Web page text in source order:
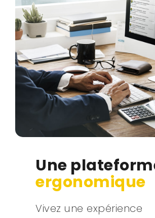
Une
ergonomique
Vivez une expérience